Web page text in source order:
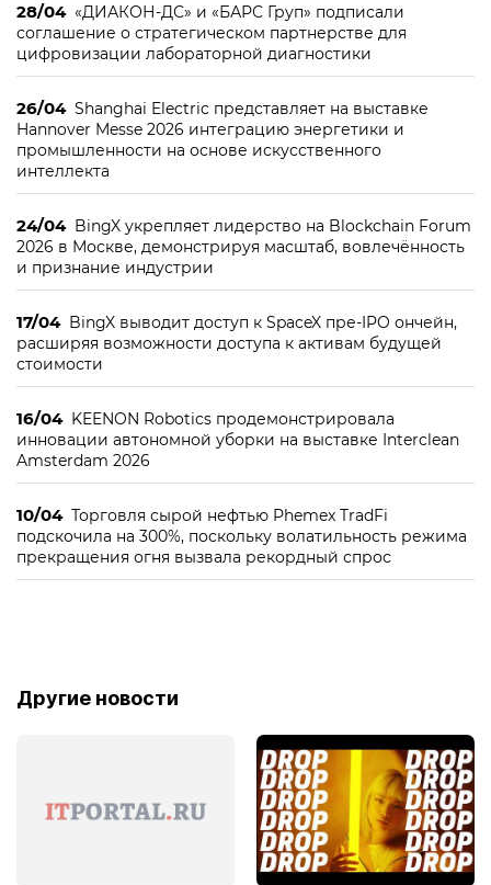
28/04 «ДИАКОН-ДС» и «БАРС Груп» подписали
соглашение о стратегическом партнерстве для
цифровизации лабораторной диагностики
26/04 Shanghai Electric представляет на выставке
Hannover Messe 2026 интеграцию энергетики и
промышленности на основе искусственного
интеллекта
24/04 BingX укрепляет лидерство на Blockchain Forum
2026 в Москве, демонстрируя масштаб, вовлечённость
и признание индустрии
17/04 BingX выводит доступ к SpaceX пре-IPO ончейн,
расширяя возможности доступа к активам будущей
стоимости
16/04 KEENON Robotics продемонстрировала
инновации автономной уборки на выставке Interclean
Amsterdam 2026
10/04 Торговля сырой нефтью Phemex TradFi
подскочила на 300%, поскольку волатильность режима
прекращения огня вызвала рекордный спрос
Другие новости